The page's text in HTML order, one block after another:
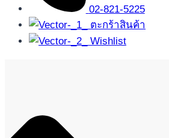
02-821-5225
ตะกร้าสินค้า
Wishlist